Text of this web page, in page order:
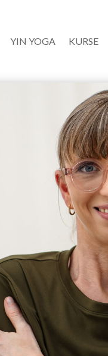
YIN YOGA KURSE